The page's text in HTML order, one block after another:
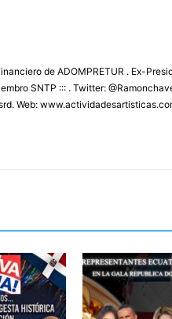
de ADOMPRETUR . Ex-
SNTP ::: . Twitter:
Web: